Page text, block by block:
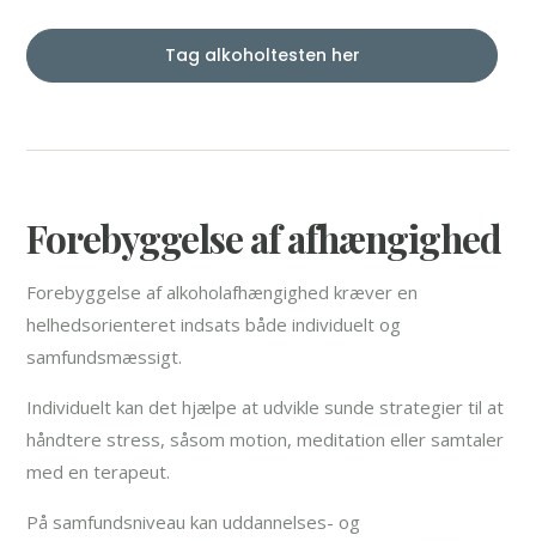
Tag alkoholtesten her
Forebyggelse af afhængighed
Forebyggelse af alkoholafhængighed kræver en
helhedsorienteret indsats både individuelt og
samfundsmæssigt.
Individuelt kan det hjælpe at udvikle sunde strategier til at
håndtere stress, såsom motion, meditation eller samtaler
med en terapeut.
På samfundsniveau kan uddannelses- og